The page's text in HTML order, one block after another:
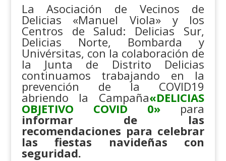
La Asociación de Vecinos de
Delicias «Manuel Viola» y los
Centros de Salud: Delicias Sur,
Delicias Norte, Bombarda y
Univérsitas, con la colaboración de
la Junta de Distrito Delicias
continuamos trabajando en la
prevención de la COVID19
abriendo la Campaña«DELICIAS
OBJETIVO COVID 0» para
informar de las
recomendaciones para celebrar
las fiestas navideñas con
seguridad.